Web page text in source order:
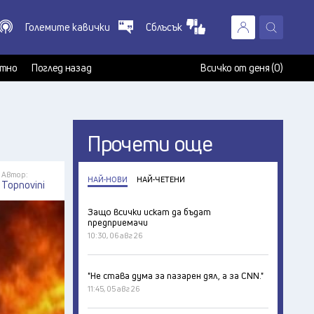
X
Големите кавички Сблъсък
Поглед назад Всичко от деня (0)
Автор:
Topnovini
Прочети още
НАЙ-НОВИ НАЙ-ЧЕТЕНИ
Защо всички искат да бъдат
предприемачи
10:30, 06 авг 26
"Не става дума за пазарен дял, а за CNN."
11:45, 05 авг 26